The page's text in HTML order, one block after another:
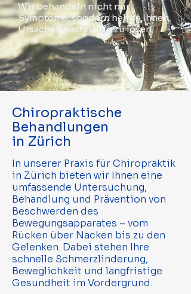
Wir behandeln nicht nur
Symptome, sondern helfen Ihnen,
Ursachen nachhaltig zu lösen.
Chiropraktische
Behandlungen
in Zürich
In unserer Praxis für Chiropraktik
in Zürich bieten wir Ihnen eine
umfassende Untersuchung,
Behandlung und Prävention von
Beschwerden des
Bewegungsapparates – vom
Rücken über Nacken bis zu den
Gelenken. Dabei stehen Ihre
schnelle Schmerzlinderung,
Beweglichkeit und langfristige
Gesundheit im Vordergrund.